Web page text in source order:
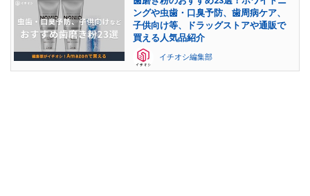
ングや虫歯・口臭予防、歯周病ケア、
子供向け等、ドラッグストアや通販で
買える人気品紹介
イチオシ編集部